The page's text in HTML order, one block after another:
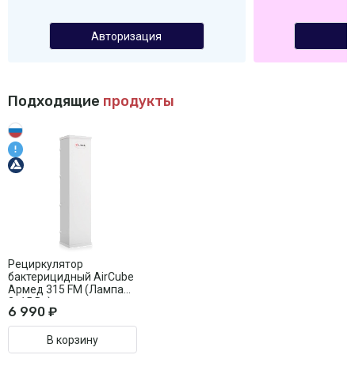
Авторизация
Подходящие продукты
Рециркулятор
бактерицидный AirCube
Армед 315 FM (Лампа
3х15 Вт)
6 990 ₽
В корзину